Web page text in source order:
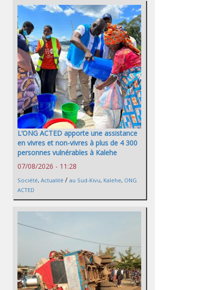
L’ONG ACTED apporte une assistance
en vivres et non-vivres à plus de 4 300
personnes vulnérables à Kalehe
07/08/2026 - 11:28
Société, Actualité / au Sud-Kivu, Kalehe, ONG
ACTED